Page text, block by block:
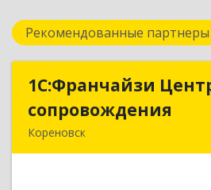
Рекомендованные партнеры
1С:Франчайзи
сопровождения
Кореновск